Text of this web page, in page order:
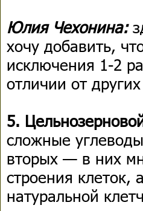
Юлия Чехонина:
хочу добавить,
исключения 1-2
отличии от
5.
сложные
вторых — в них
строения клеток,
натуральной